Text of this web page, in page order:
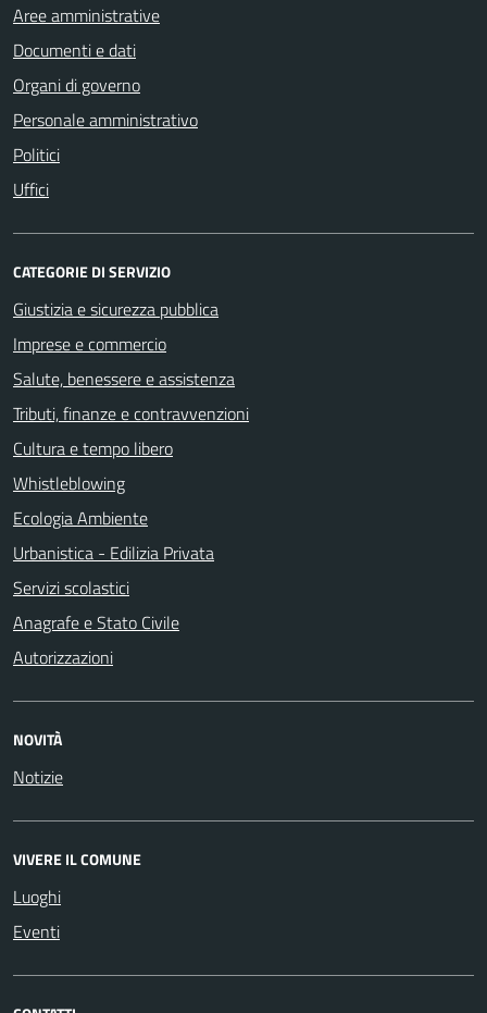
Aree amministrative
Documenti e dati
Organi di governo
Personale amministrativo
Politici
Uffici
CATEGORIE DI SERVIZIO
Giustizia e sicurezza pubblica
Imprese e commercio
Salute, benessere e assistenza
Tributi, finanze e contravvenzioni
Cultura e tempo libero
Whistleblowing
Ecologia Ambiente
Urbanistica - Edilizia Privata
Servizi scolastici
Anagrafe e Stato Civile
Autorizzazioni
NOVITÀ
Notizie
VIVERE IL COMUNE
Luoghi
Eventi